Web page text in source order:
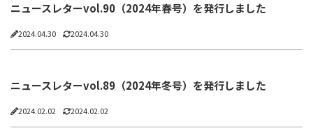
ニュースレターvol.90（2024年春号）を発行しました
2024.04.30 2024.04.30
ニュースレターvol.89（2024年冬号）を発行しました
2024.02.02 2024.02.02